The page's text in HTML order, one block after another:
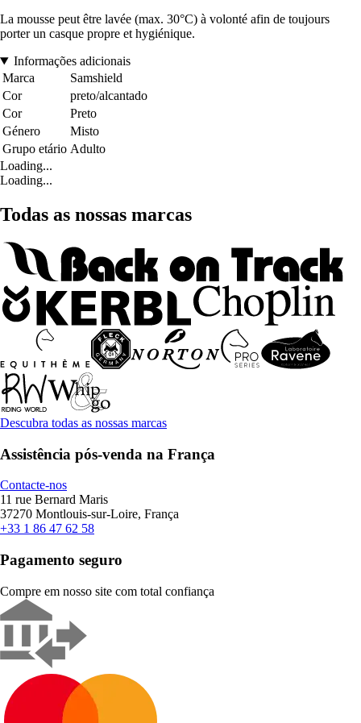
La mousse peut être lavée (max. 30°C) à volonté afin de toujours
porter un casque propre et hygiénique.
Informações adicionais
Marca
Samshield
Cor
preto/alcantado
Cor
Preto
Género
Misto
Grupo etário Adulto
Loading...
Loading...
Todas as nossas marcas
Descubra todas as nossas marcas
Assistência pós-venda na França
Contacte-nos
11 rue Bernard Maris
37270 Montlouis-sur-Loire, França
+33 1 86 47 62 58
Pagamento seguro
Compre em nosso site com total confiança